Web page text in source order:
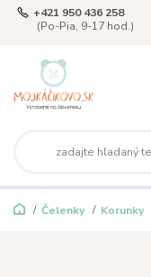
+421 950 436 258
(Po-Pia, 9-17 hod.)
Čelenky Korunky